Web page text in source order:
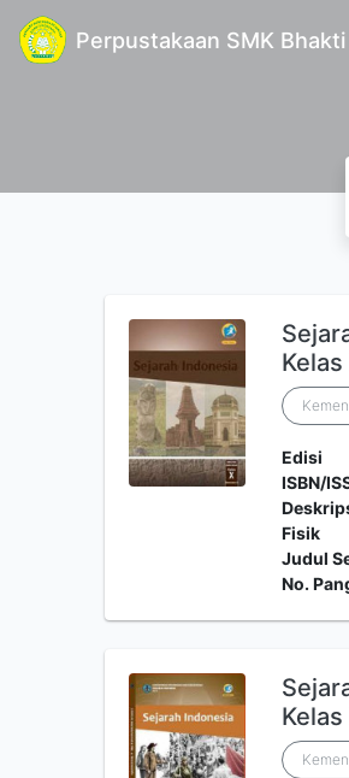
Perpustakaan SMK
Edisi
ISBN/
Fisik
Judul
No.